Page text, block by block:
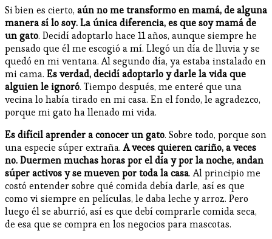
Si bien es cierto, aún no me transformo en mamá, de alguna
manera sí lo soy. La única diferencia, es que soy mamá de
un gato. Decidí adoptarlo hace 11 años, aunque siempre he
pensado que él me escogió a mí. Llegó un día de lluvia y se
quedó en mi ventana. Al segundo día, ya estaba instalado en
mi cama. Es verdad, decidí adoptarlo y darle la vida que
alguien le ignoró. Tiempo después, me enteré que una
vecina lo había tirado en mi casa. En el fondo, le agradezco,
porque mi gato ha llenado mi vida.
Es difícil aprender a conocer un gato. Sobre todo, porque son
una especie súper extraña.A veces quieren cariño, a veces
no. Duermen muchas horas por el día y por la noche, andan
súper activos y se mueven por toda la casa. Al principio me
costó entender sobre qué comida debía darle, así es que
como vi siempre en películas, le daba leche y arroz. Pero
luego él se aburrió, así es que debí comprarle comida seca,
de esa que se compra en los negocios para mascotas.